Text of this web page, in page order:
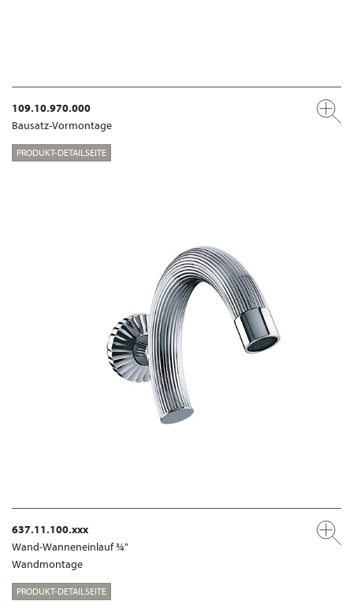
109.10.970.000
Bausatz-Vormontage
PRODUKT-DETAILSEITE
637.11.100.xxx
Wand-Wanneneinlauf ¾"
Wandmontage
PRODUKT-DETAILSEITE